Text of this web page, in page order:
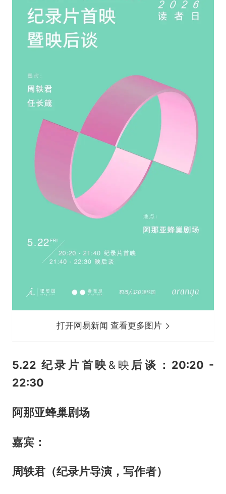
打开网易新闻 查看更多图片
5.22 纪录片首映 &映 后谈： 20:20 -
22:30
阿那亚蜂巢剧场
嘉宾：
周轶君（纪录片导演，写作者）